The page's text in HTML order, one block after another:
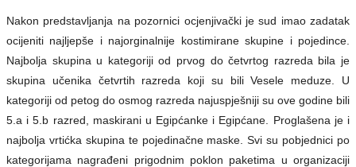
Nakon predstavljanja na pozornici ocjenjivački je sud imao zadatak
ocijeniti najljepše i najorginalnije kostimirane skupine i pojedince.
Najbolja skupina u kategoriji od prvog do četvrtog razreda bila je
skupina učenika četvrtih razreda koji su bili Vesele meduze. U
kategoriji od petog do osmog razreda najuspješniji su ove godine bili
5.a i 5.b razred, maskirani u Egipćanke i Egipćane. Proglašena je i
najbolja vrtićka skupina te pojedinačne maske. Svi su pobjednici po
kategorijama nagrađeni prigodnim poklon paketima u organizaciji